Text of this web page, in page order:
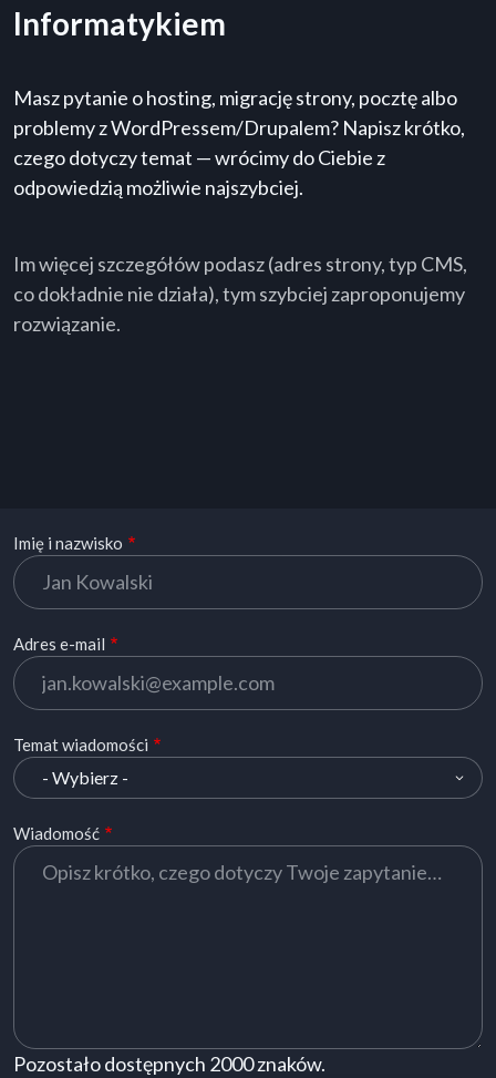
Informatykiem
Masz pytanie o hosting, migrację strony, pocztę albo
problemy z WordPressem/Drupalem? Napisz krótko,
czego dotyczy temat — wrócimy do Ciebie z
odpowiedzią możliwie najszybciej.
Im więcej szczegółów podasz (adres strony, typ CMS,
co dokładnie nie działa), tym szybciej zaproponujemy
rozwiązanie.
Imię i nazwisko
Adres e-mail
Temat wiadomości
Wiadomość
Pozostało dostępnych 2000znaków.